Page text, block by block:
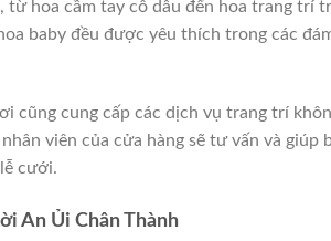
hoa cầm tay cô dâu đến hoa trang trí
baby đều được yêu thích trong các
cũng cung cấp các dịch vụ trang trí
viên của cửa hàng sẽ tư vấn và
cưới.
An Ủi Chân Thành